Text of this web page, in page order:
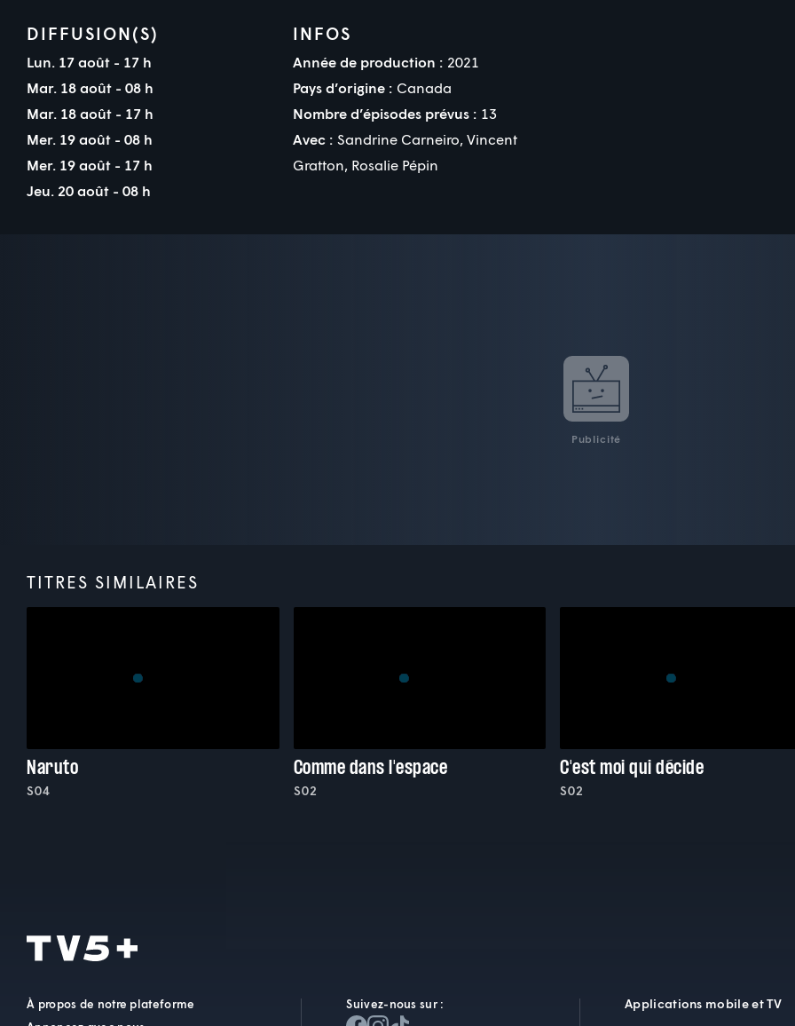
DIFFUSION(S)
Lun. 17 août - 17 h
Mar. 18 août - 08 h
Mar. 18 août - 17 h
Mer. 19 août - 08 h
Mer. 19 août - 17 h
Jeu. 20 août - 08 h
INFOS
Année de production : 2021
Pays d’origine : Canada
Nombre d’épisodes prévus : 13
Avec : Sandrine Carneiro, Vincent
Gratton, Rosalie Pépin
Publicité
TITRES SIMILAIRES
Naruto
S04
Comme dans l'espace
S02
C'est moi qui décide
S02
À propos de notre plateforme
Suivez-nous sur : Applications mobile et TV